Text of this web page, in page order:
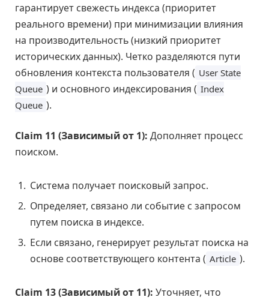
гарантирует свежесть индекса (приоритет
реального времени) при минимизации влияния
на производительность (низкий приоритет
исторических данных). Четко разделяются пути
обновления контекста пользователя ( User State
Queue ) и основного индексирования ( Index
Queue ).
Claim 11 (Зависимый от 1): Дополняет процесс
поиском.
Система получает поисковый запрос.
Определяет, связано ли событие с запросом
путем поиска в индексе.
Если связано, генерирует результат поиска на
основе соответствующего контента ( Article ).
Claim 13 (Зависимый от 11): Уточняет, что